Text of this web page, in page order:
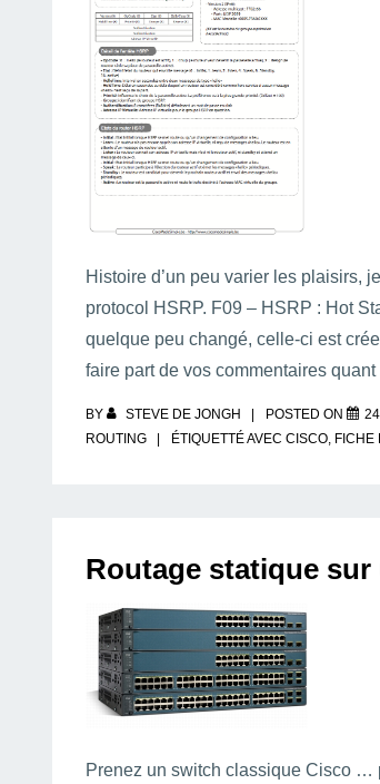
Histoire d’un peu varier les plaisirs,
protocol HSRP. F09 – HSRP : Hot
quelque peu changé, celle-ci est
faire part de vos commentaires
BY STEVE DE JONGH POSTED ON
ROUTING
ÉTIQUETTÉ AVEC CISCO FICHE
Routage statique sur
Prenez un switch classique Cisco …